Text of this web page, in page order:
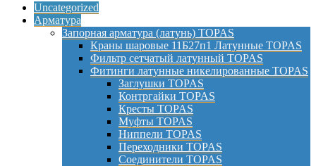
Uncategorized
Арматура
Запорная арматура (латунь) TOPAS
Краны шаровые 11Б27п1 Латунные TOPAS
Фильтр сетчатый латунный TOPAS
Фитинги латунные никелированные TOPAS
Заглушки TOPAS
Контргайки TOPAS
Кресты TOPAS
Муфты TOPAS
Ниппели TOPAS
Переходники TOPAS
Соединители TOPAS